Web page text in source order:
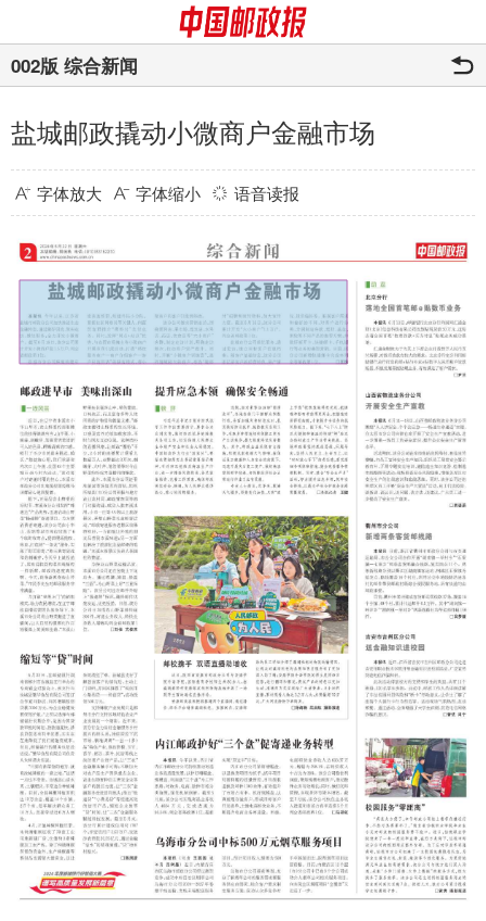
002版 综合新闻
盐城邮政撬动小微商户金融市场
字体放大 字体缩小 语音读报